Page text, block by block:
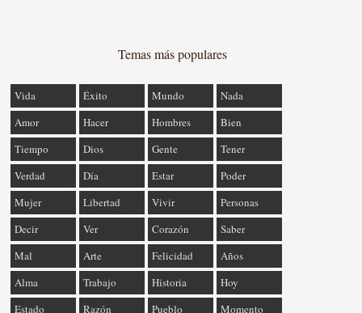
Temas más populares
Vida Éxito Mundo
Nada
Amor
Hacer Hombres
Bien
Tiempo
Dios Gente
Tener
Verdad
Día Estar
Poder
Mujer
Libertad Vivir
Personas
Decir
Ver Corazón
Saber
Mal
Arte Felicidad
Años
Alma
Trabajo Historia
Hoy
Estado
Razón Pueblo Momento